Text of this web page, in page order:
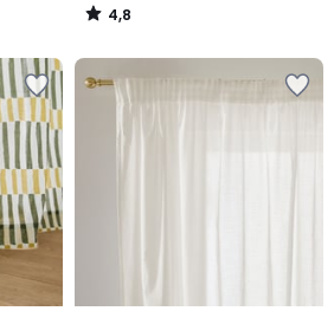
4,8
/